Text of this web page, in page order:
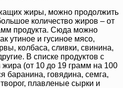
жиры, можно продолжить
количество жиров – от
продукта. Сюда можно
утиное и гусиное мясо,
колбаса, сливки, свинина,
В списке продуктов с
(от 10 до 19 грамм на 100
баранина, говядина, семга,
плавленые сырки и